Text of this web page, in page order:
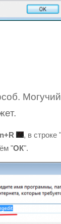
, в строке "
"ОК".